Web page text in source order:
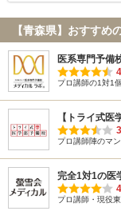
【青森県】おすすめ
医系専門予備
プロ講師の1対1
【トライ式医
プロ講師陣のマ
完全1対1の医
プロ講師・現役